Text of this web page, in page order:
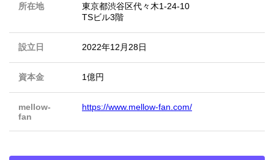
所在地
東京都渋谷区代々木1-24-10
TSビル3階
設立日 2022年12月28日
資本金 1億円
mellow-
fan
https://www.mellow-fan.com/